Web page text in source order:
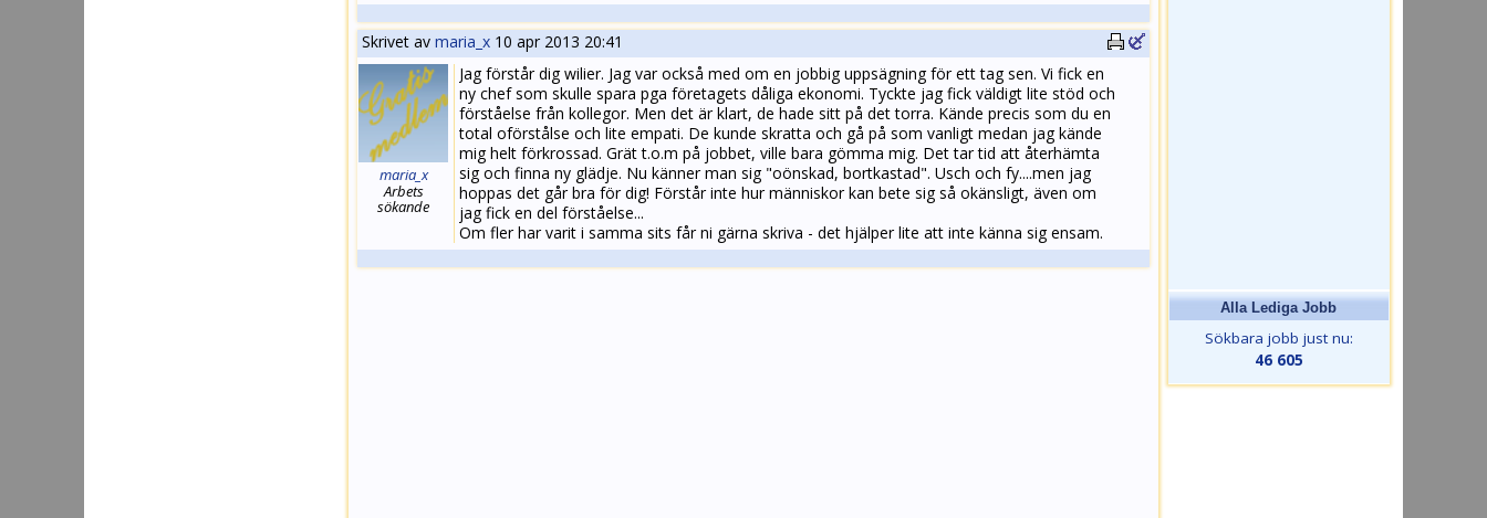
Skrivet avmaria_x 10 apr 2013 20:41
maria_x
Arbets
sökande
Jag förstår dig wilier. Jag var också med om en jobbig uppsägning för ett tag sen. Vi fick en
ny chef som skulle spara pga företagets dåliga ekonomi. Tyckte jag fick väldigt lite stöd och
förståelse från kollegor. Men det är klart, de hade sitt på det torra. Kände precis som du en
total oförstålse och lite empati. De kunde skratta och gå på som vanligt medan jag kände
mig helt förkrossad. Grät t.o.m på jobbet, ville bara gömma mig. Det tar tid att återhämta
sig och finna ny glädje. Nu känner man sig "oönskad, bortkastad". Usch och fy....men jag
hoppas det går bra för dig! Förstår inte hur människor kan bete sig så okänsligt, även om
jag fick en del förståelse...
Om fler har varit i samma sits får ni gärna skriva - det hjälper lite att inte känna sig ensam.
Alla Lediga Jobb
Sökbara jobb just nu:
46 605